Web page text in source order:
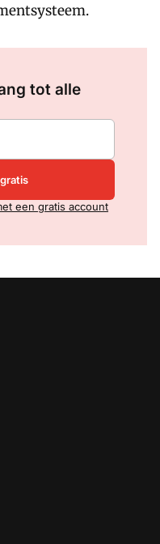
tot alle
een gratis account